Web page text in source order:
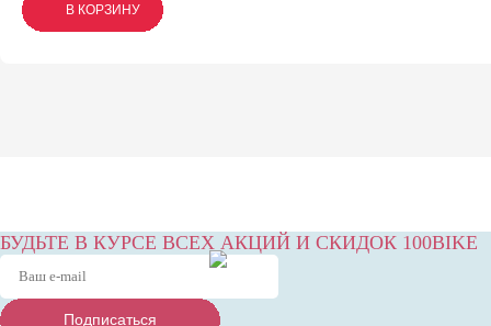
В КОРЗИНУ
В КОРЗИНУ
В КОРЗИНУ
БУДЬТЕ В КУРСЕ ВСЕХ АКЦИЙ И СКИДОК 100BIKE
Подписаться
Подписаться
Подписаться